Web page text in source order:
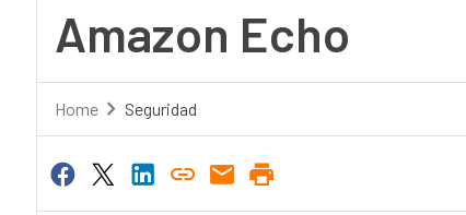
Amazon Echo
Home Seguridad